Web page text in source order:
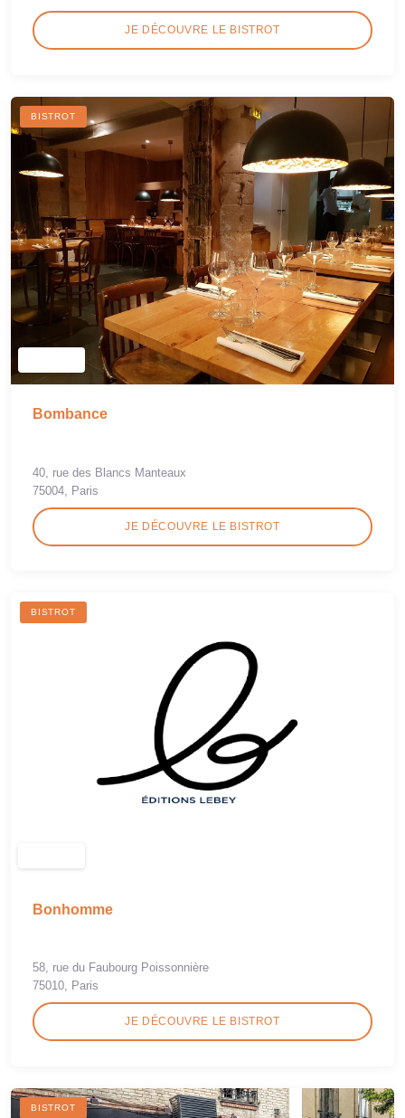
JE DÉCOUVRE LE BISTROT
BISTROT
Bombance
40, rue des Blancs Manteaux
75004, Paris
JE DÉCOUVRE LE BISTROT
BISTROT
Bonhomme
58, rue du Faubourg Poissonnière
75010, Paris
JE DÉCOUVRE LE BISTROT
BISTROT